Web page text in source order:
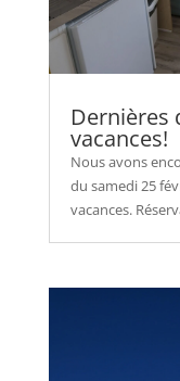
Dernières
vacances!
Nous avons
du samedi 25
vacances.